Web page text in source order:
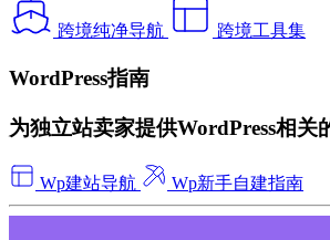
跨境纯净导航 跨境工具集
WordPress指南
为独立站卖家提供WordPress相关
Wp建站导航 Wp新手自建指南